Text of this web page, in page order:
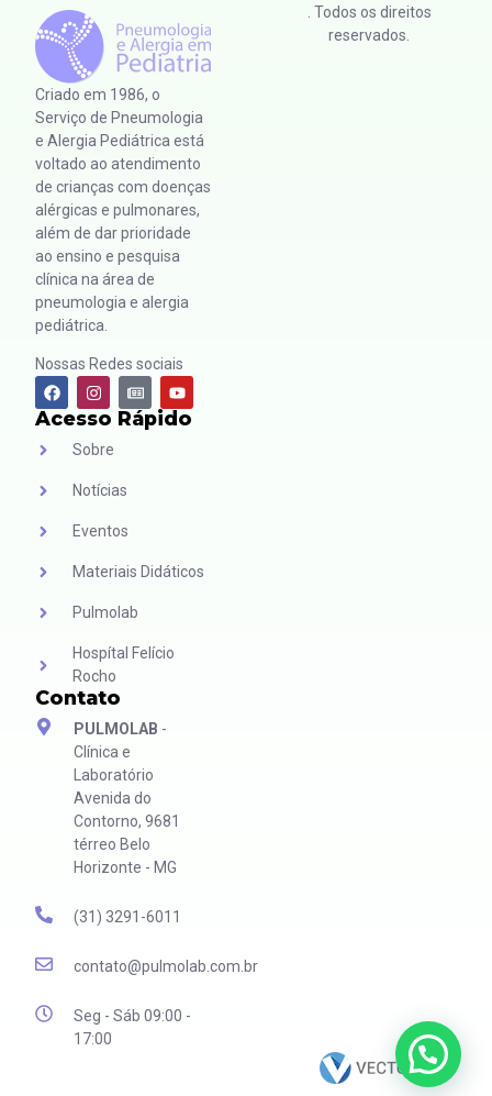
Criado em 1986, o
Serviço de Pneumologia
e Alergia Pediátrica está
voltado ao atendimento
de crianças com doenças
alérgicas e pulmonares,
além de dar prioridade
ao ensino e pesquisa
clínica na área de
pneumologia e alergia
pediátrica.
Nossas Redes sociais
Acesso Rápido
Sobre
Notícias
Eventos
Materiais Didáticos
Pulmolab
Hospítal Felício
Rocho
Contato
PULMOLAB -
Clínica e
Laboratório
Avenida do
Contorno, 9681
térreo Belo
Horizonte - MG
(31) 3291-6011
contato@pulmolab.com.br
Seg - Sáb 09:00 -
17:00
. Todos os direitos
reservados.